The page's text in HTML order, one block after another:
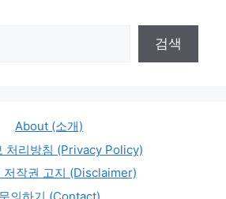
검색
About (소개)
처리방침 (Privacy Policy)
저작권 고지 (Disclaimer)